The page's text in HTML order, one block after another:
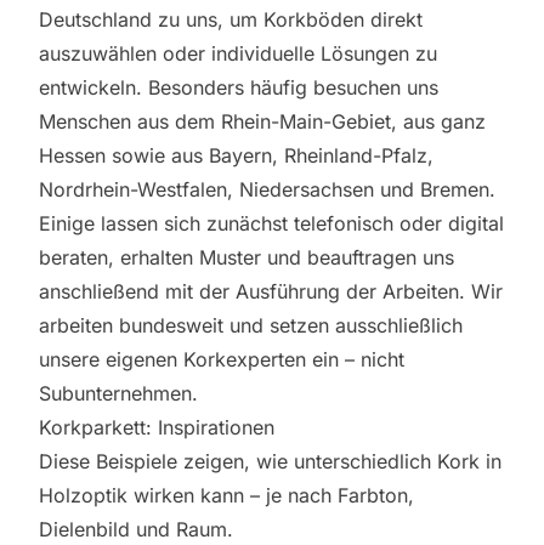
Deutschland zu uns, um Korkböden direkt
auszuwählen oder individuelle Lösungen zu
entwickeln. Besonders häufig besuchen uns
Menschen aus dem Rhein-Main-Gebiet, aus ganz
Hessen sowie aus Bayern, Rheinland-Pfalz,
Nordrhein-Westfalen, Niedersachsen und Bremen.
Einige lassen sich zunächst telefonisch oder digital
beraten, erhalten Muster und beauftragen uns
anschließend mit der Ausführung der Arbeiten. Wir
arbeiten bundesweit und setzen ausschließlich
unsere eigenen Korkexperten ein – nicht
Subunternehmen.
Korkparkett: Inspirationen
Diese Beispiele zeigen, wie unterschiedlich Kork in
Holzoptik wirken kann – je nach Farbton,
Dielenbild und Raum.